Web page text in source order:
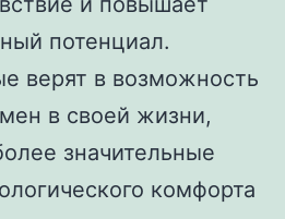
потенциал.
верят в возможность
в своей жизни,
значительные
комфорта